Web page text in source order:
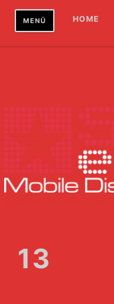
Zum
InhaltMENÜ HOME
13